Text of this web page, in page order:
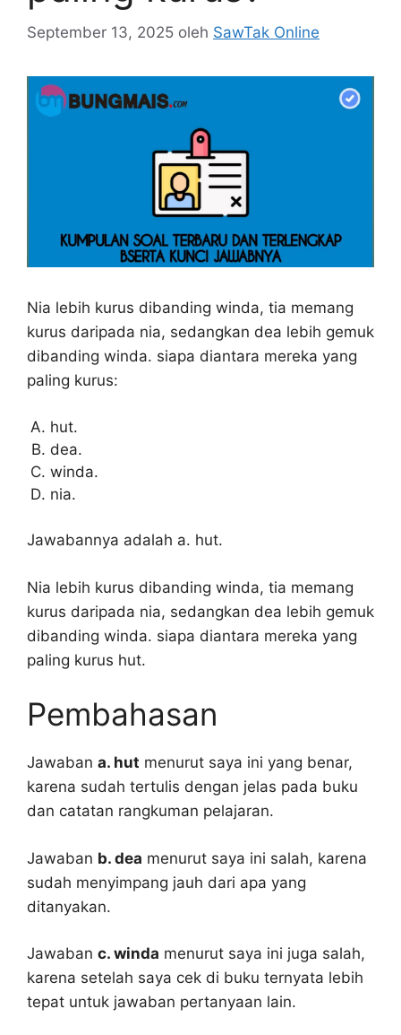
September 13, 2025 oleh SawTak Online
Nia lebih kurus dibanding winda, tia memang
kurus daripada nia, sedangkan dea lebih gemuk
dibanding winda. siapa diantara mereka yang
paling kurus:
hut.
dea.
winda.
nia.
Jawabannya adalah a. hut.
Nia lebih kurus dibanding winda, tia memang
kurus daripada nia, sedangkan dea lebih gemuk
dibanding winda. siapa diantara mereka yang
paling kurus hut.
Pembahasan
Jawaban a. hut menurut saya ini yang benar,
karena sudah tertulis dengan jelas pada buku
dan catatan rangkuman pelajaran.
Jawaban b. dea menurut saya ini salah, karena
sudah menyimpang jauh dari apa yang
ditanyakan.
Jawaban c. winda menurut saya ini juga salah,
karena setelah saya cek di buku ternyata lebih
tepat untuk jawaban pertanyaan lain.